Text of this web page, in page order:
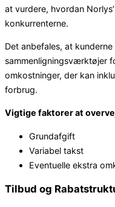
at vurdere, hvordan
konkurrenterne.
Det anbefales, at
sammenligningsværktøjer
omkostninger, der kan
forbrug.
Vigtige faktorer at
Grundafgift
Variabel takst
Eventuelle ekstra
Tilbud og